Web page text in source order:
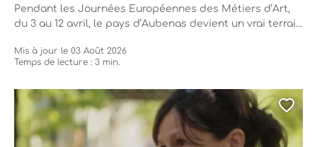
Pendant les Journées Européennes des Métiers d’Art,
du 3 au 12 avril, le pays d’Aubenas devient un vrai terrain
aiment comprendre comment les choses sont
fabriquées. Pendant quelques jours, tu peux plonger
Mis à jour le 03 Août 2026
Temps de lecture : 3 min.